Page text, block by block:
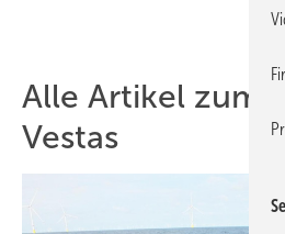
Alle Artikel zum
Vestas